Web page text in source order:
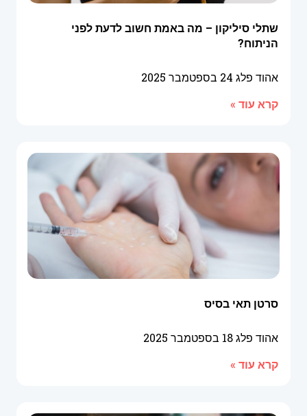
שתלי סיליקון – מה באמת חשוב לדעת לפני
הניתוח?
אהוד פלג 24 בספטמבר 2025
קרא עוד »
סרטן תאי בסיס
אהוד פלג18 בספטמבר 2025
קרא עוד »